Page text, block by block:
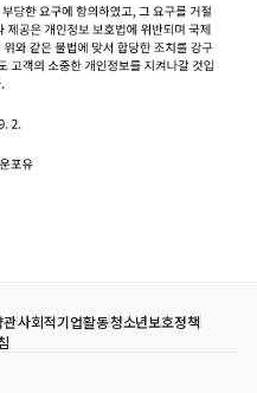
관사회적기업활동청소년보호정책